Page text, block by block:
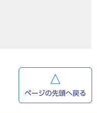
ページの先頭へ戻る